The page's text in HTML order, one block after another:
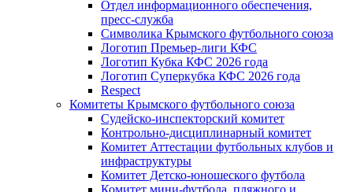
Отдел информационного обеспечения,
пресс-служба
Символика Крымского футбольного союза
Логотип Премьер-лиги КФС
Логотип Кубка КФС 2026 года
Логотип Суперкубка КФС 2026 года
Respect
Комитеты Крымского футбольного союза
Судейско-инспекторский комитет
Контрольно-дисциплинарный комитет
Комитет Аттестации футбольных клубов и
инфраструктуры
Комитет Детско-юношеского футбола
Комитет мини-футбола, пляжного и